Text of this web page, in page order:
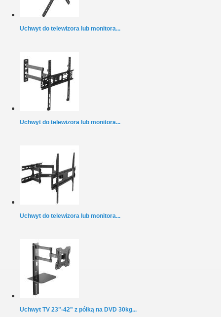
Uchwyt do telewizora lub monitora...
Uchwyt do telewizora lub monitora...
Uchwyt do telewizora lub monitora...
Uchwyt TV 23"-42" z półką na DVD 30kg...